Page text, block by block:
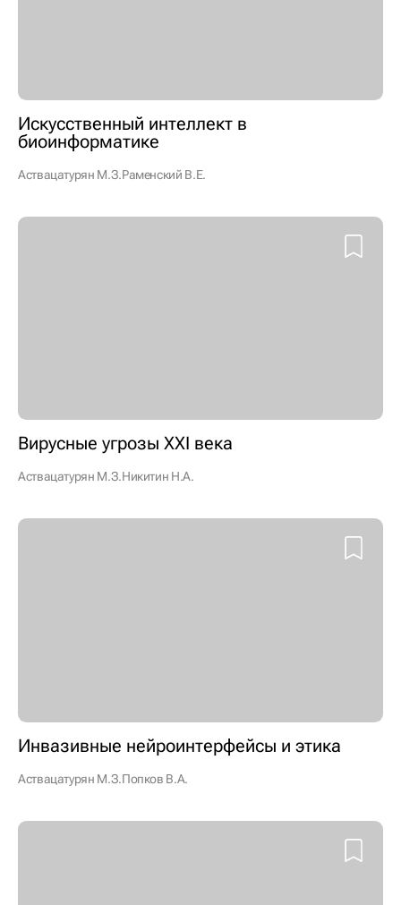
Искусственный интеллект в
биоинформатике
Аствацатурян М.З.Раменский В.Е.
Вирусные угрозы XXI века
Аствацатурян М.З.Никитин Н.А.
Инвазивные нейроинтерфейсы и этика
Аствацатурян М.З.Попков В.А.